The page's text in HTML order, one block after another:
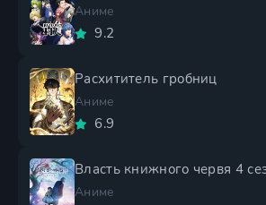
Аниме
9.2
Расхититель гробниц
Аниме
6.9
Власть книжного червя 4
Аниме